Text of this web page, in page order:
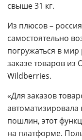
свыше 31 кг.
Из плюсов –
самостоятельно
погружаться в
заказе товаров
Wildberries.
«Для заказов
пошлин, этот
на платформе.